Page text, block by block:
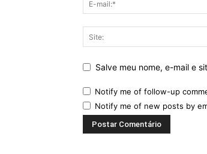
Salve meu nome, e-mail e
Notify me of follow-up
Notify me of new posts by